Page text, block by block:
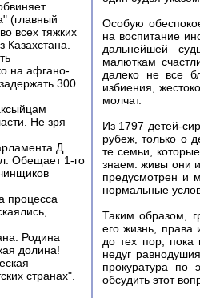
(главный
всех тяжких
Казахстана.
на афгано-
300
Не зря
Д.
Обещает 1-го
процесса
Родина
долина!
странах".
Особую
на воспитание
дальнейшей
малюткам
далеко не все
избиения,
молчат.
Из 1797 детей-
рубеж, только о
те семьи,
знаем: живы они
предусмотрен и
нормальные
Таким образом,
его жизнь,
до тех пор, пока
недуг
прокуратура по
обсудить этот